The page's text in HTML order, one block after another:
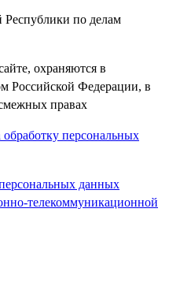
Республики по делам
охраняются в
Российской Федерации, в
правах
обработку персональных
данных
телекоммуникационной